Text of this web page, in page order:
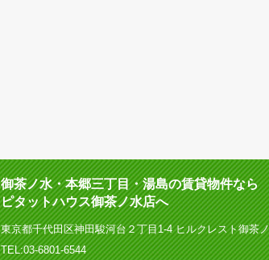
御茶ノ水・本郷三丁目・湯島の賃貸物件なら
ピタットハウス御茶ノ水店へ
東京都千代田区神田駿河台２丁目1-4 ヒルクレスト御茶
TEL:03-6801-6544